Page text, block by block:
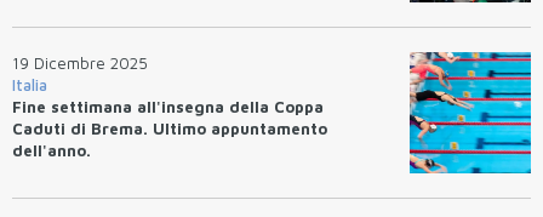
19 Dicembre 2025
Italia
Fine settimana all'insegna della Coppa
Caduti di Brema. Ultimo appuntamento
dell'anno.